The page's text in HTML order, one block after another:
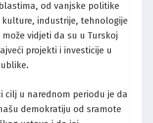
od vanjske politike
industrije, tehnologije
vidjeti da su u Turskoj
projekti i investicije u
cilj u narednom periodu je da
demokratiju od sramote